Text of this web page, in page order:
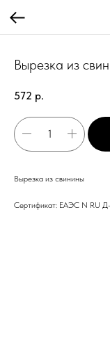
Вырезка из
572 р.
Вырезка из свинины
Сертификат: ЕАЭС N RU Д-